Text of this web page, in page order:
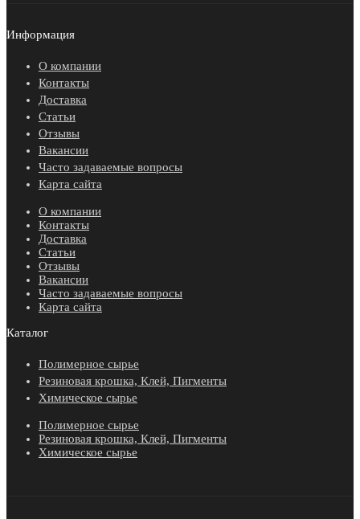
Информация
О компании
Контакты
Доставка
Статьи
Отзывы
Вакансии
Часто задаваемые вопросы
Карта сайта
О компании
Контакты
Доставка
Статьи
Отзывы
Вакансии
Часто задаваемые вопросы
Карта сайта
Каталог
Полимерное сырье
Резиновая крошка, Клей, Пигменты
Химическое сырье
Полимерное сырье
Резиновая крошка, Клей, Пигменты
Химическое сырье